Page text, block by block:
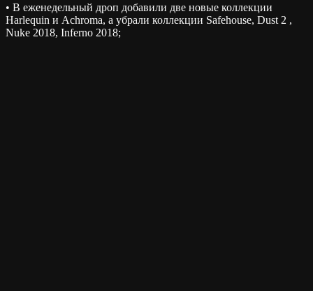
• В еженедельный дроп добавили две новые коллекции
Harlequin и Achroma, а убрали коллекции Safehouse, Dust 2 ,
Nuke 2018, Inferno 2018;